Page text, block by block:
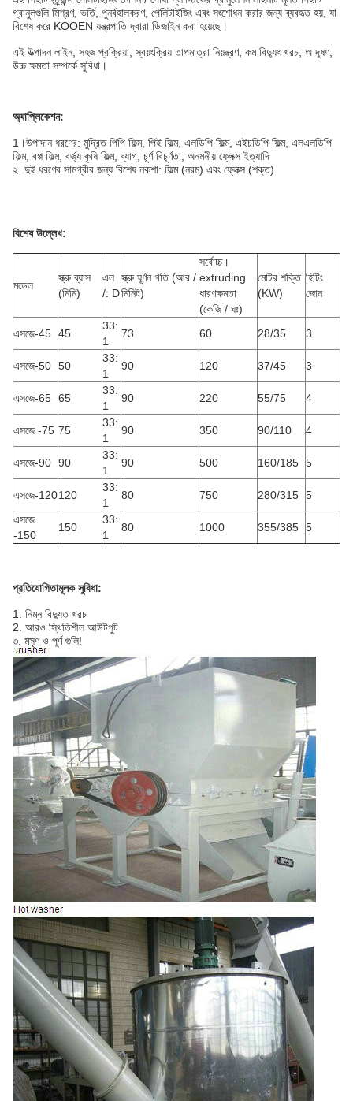
গ্রানুলগুলি মিশ্রণ, ভর্তি, পুনর্বহালকরণ, পেলিটাইজিং এবং সংশোধন করার জন্য ব্যবহৃত হয়, যা
বিশেষ করে KOOEN যন্ত্রপাতি দ্বারা ডিজাইন করা হয়েছে।
এই উত্পাদন লাইন, সহজ প্রক্রিয়া, স্বয়ংক্রিয় তাপমাত্রা নিয়ন্ত্রণ, কম বিদ্যুৎ খরচ, অ দূষণ,
উচ্চ ক্ষমতা সম্পর্কে সুবিধা।
অ্যাপ্লিকেশন:
1 ।উপাদান ধরণের: মুদ্রিত পিপি ফিল্ম, পিই ফিল্ম, এলডিপি ফিল্ম, এইচডিপি ফিল্ম, এলএলডিপি
ফিল্ম, বপ্প ফিল্ম, বর্জ্য কৃষি ফিল্ম, ব্যাগ, চূর্ণ বিচূর্ণতা, অনমনীয় ফ্লেক্স ইত্যাদি
২. দুই ধরণের সামগ্রীর জন্য বিশেষ নকশা: ফিল্ম (নরম) এবং ফ্লেক্স (শক্ত)
বিশেষ উল্লেখ:
মডেল
স্ক্রু ব্যাস
(মিমি)
এল
/: D
স্ক্রু ঘূর্ণন গতি (আর /
মিনিট)
সর্বোচ্চ।
extruding
ধারণক্ষমতা
(কেজি / ঘঃ)
মোটর শক্তি
(KW)
হিটিং
জোন
এসজে-45 45
33:
1
73 60 28/35 3
এসজে-50 50
33:
1
90 120 37/45 3
এসজে-65 65
33:
1
90 220 55/75 4
এসজে -75 75
33:
1
90 350 90/110 4
এসজে-90 90
33:
1
90 500 160/185 5
এসজে-120120
33:
1
80 750 280/315 5
এসজে
-150
150
33:
1
80 1000 355/385 5
প্রতিযোগিতামূলক সুবিধা:
1. নিম্ন বিদ্যুত খরচ
2. আরও স্থিতিশীল আউটপুট
৩. মসৃণ ও পূর্ণ গুলি!